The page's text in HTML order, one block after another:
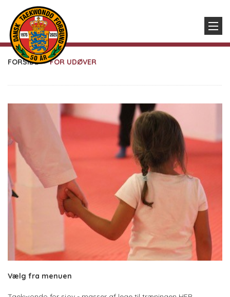
FORSIDE FOR UDØVER
Vælg fra menuen